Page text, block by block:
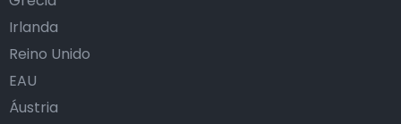
Irlanda
Reino Unido
EAU
Áustria